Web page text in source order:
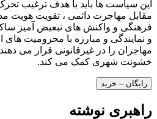
این سیاست ها باید با هدف ترغیب
مقابل مهاجرت دائمی ، تقویت هویت
فرهنگی و واکنش های تبعیض آمیز
و نمایندگی و مبارزه با محرومیت های
مهاجران را در غیرقانونی قرار می
خشونت شهری کمک می کند.
رایگان – خرید
راهبری نوشته